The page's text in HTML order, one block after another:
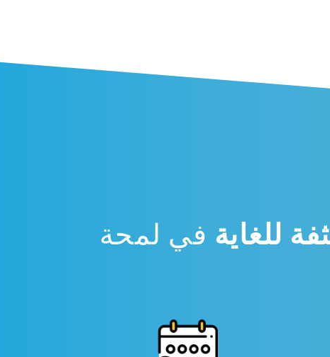
للغاية في لمحة